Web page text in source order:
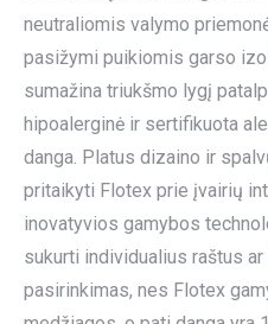
neutraliomis valymo
pasižymi puikiomis garso
sumažina triukšmo lygį
hipoalerginė ir sertifikuota
danga. Platus dizaino ir
pritaikyti Flotex prie įvairių
inovatyvios gamybos
sukurti individualius raštus
pasirinkimas, nes Flotex